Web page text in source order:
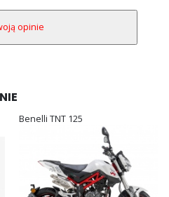
Benelli TNT 125